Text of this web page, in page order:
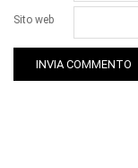
Sito web